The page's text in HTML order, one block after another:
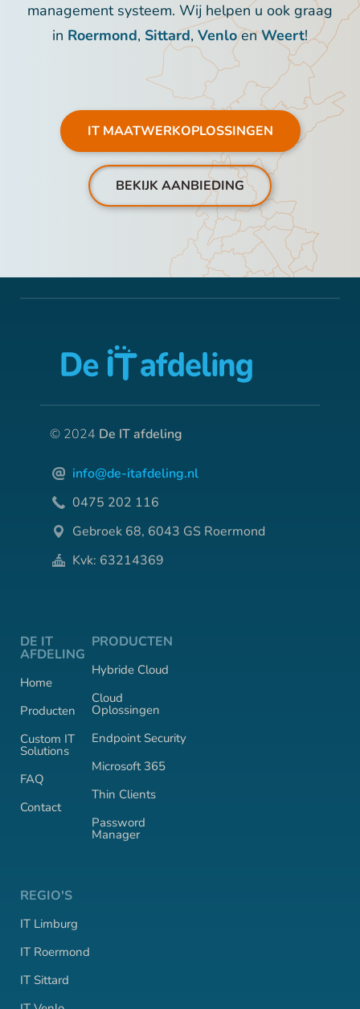
management systeem. Wij helpen u ook graag
in Roermond, Sittard, VenloenWeert!
IT MAATWERKOPLOSSINGEN
BEKIJK AANBIEDING
© 2024 De IT afdeling
info@de-itafdeling.nl
0475 202 116
Gebroek 68, 6043 GS Roermond
Kvk: 63214369
DE IT
AFDELING
Home
Producten
Custom IT
Solutions
FAQ
Contact
PRODUCTEN
Hybride Cloud
Cloud
Oplossingen
Endpoint Security
Microsoft 365
Thin Clients
Password
Manager
REGIO'S
IT Limburg
IT Roermond
IT Sittard